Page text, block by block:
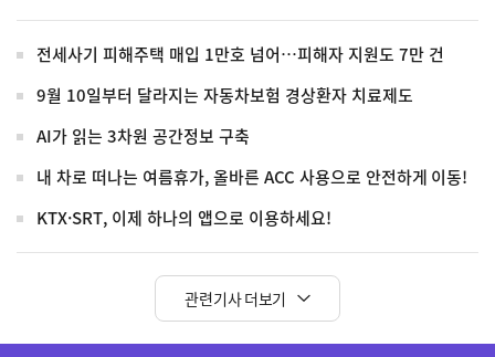
전세사기 피해주택 매입 1만호 넘어…피해자 지원도 7만 건
9월 10일부터 달라지는 자동차보험 경상환자 치료제도
AI가 읽는 3차원 공간정보 구축
내 차로 떠나는 여름휴가, 올바른 ACC 사용으로 안전하게 이동!
KTX·SRT, 이제 하나의 앱으로 이용하세요!
관련기사 더보기